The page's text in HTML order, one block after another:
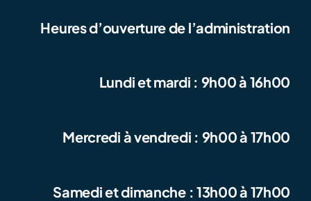
Heures d’ouverture de l’administration
Lundi et mardi : 9h00 à 16h00
Mercredi à vendredi : 9h00 à 17h00
Samedi et dimanche : 13h00 à 17h00